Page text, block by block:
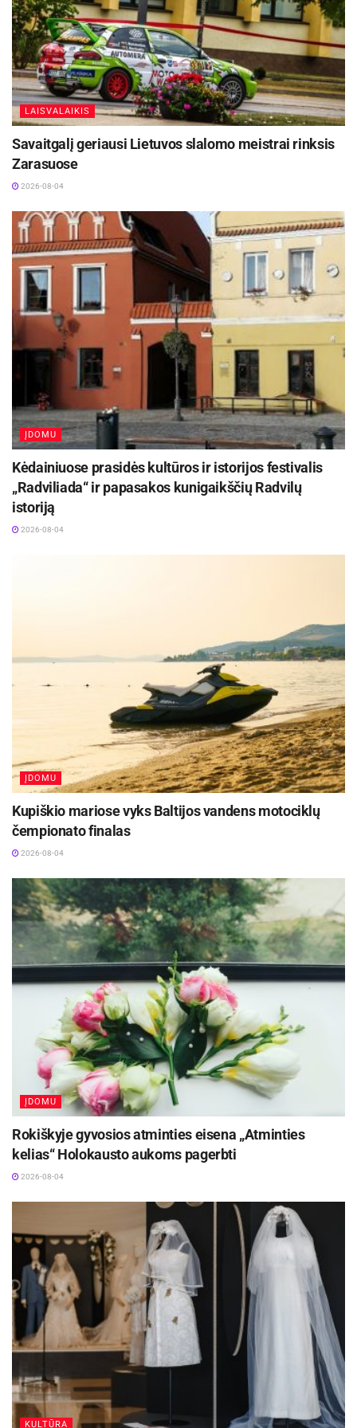
Galerijoje XX eksponuojami kūriniai yra
menininkės doktorantūros studijų Vilniaus dailės
akademijoje kuriamo meno projekto
„(Melo)dramos“ dalis. Paroda veiks iki vasario
10 d.
Ryšių su visuomene skyriaus ir Galerijos XX
LAISVALAIKIS
Savaitgalį geriausi Lietuvos slalomo meistrai rinksis
Zarasuose
2026-08-04
ĮDOMU
Kėdainiuose prasidės kultūros ir istorijos festivalis
„Radviliada“ ir papasakos kunigaikščių Radvilų
istoriją
2026-08-04
ĮDOMU
Kupiškio mariose vyks Baltijos vandens motociklų
čempionato finalas
2026-08-04
ĮDOMU
Rokiškyje gyvosios atminties eisena „Atminties
kelias“ Holokausto aukoms pagerbti
2026-08-04
KULTŪRA